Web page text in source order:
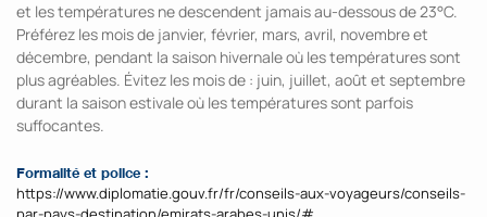
et les températures ne descendent jamais au-dessous de 23°C.
Préférez les mois de janvier, février, mars, avril, novembre et
décembre, pendant la saison hivernale où les températures sont
plus agréables. Évitez les mois de : juin, juillet, août et septembre
durant la saison estivale où les températures sont parfois
suffocantes.
Formalité et police :
https://www.diplomatie.gouv.fr/fr/conseils-aux-voyageurs/conseils-